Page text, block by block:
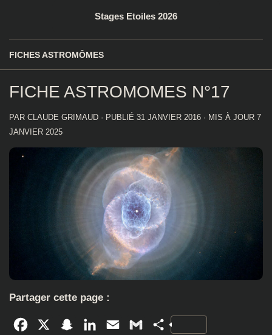
Stages Etoiles 2026
FICHES ASTROMÔMES
FICHE ASTROMOMES N°17
PAR CLAUDE GRIMAUD · PUBLIÉ 31 JANVIER 2016 · MIS À JOUR 7
JANVIER 2025
Partager cette page :
Facebook SnapchatLinkedInEmail GmailPartager